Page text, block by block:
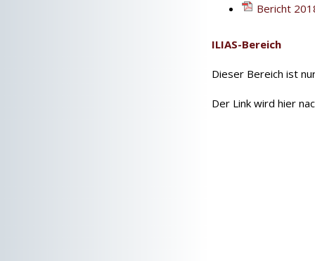
Bericht
ILIAS-Bereich
Dieser Bereich ist
Der Link wird hier